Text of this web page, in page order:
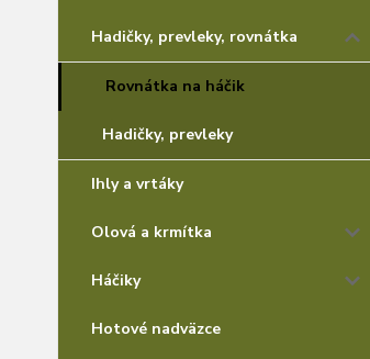
Hadičky, prevleky, rovnátka
Rovnátka na háčik
Hadičky, prevleky
Ihly a vrtáky
Olová a krmítka
Háčiky
Hotové nadväzce